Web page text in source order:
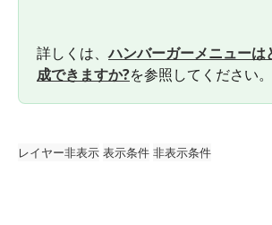
詳しくは、ハンバーガーメニューは
成できますか?を参照してください。
レイヤー非表示 表示条件 非表示条件